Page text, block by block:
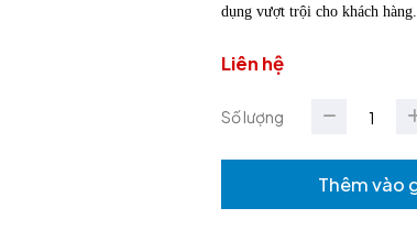
dụng vượt trội cho khách hàng.
Liên hệ
Số lượng